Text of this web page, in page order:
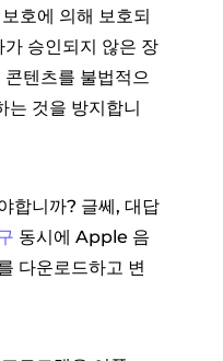
호에 의해 보호되
승인되지 않은 장
텐츠를 불법적으
는 것을 방지합니
합니까? 글쎄, 대답
동시에 Apple 음
다운로드하고 변